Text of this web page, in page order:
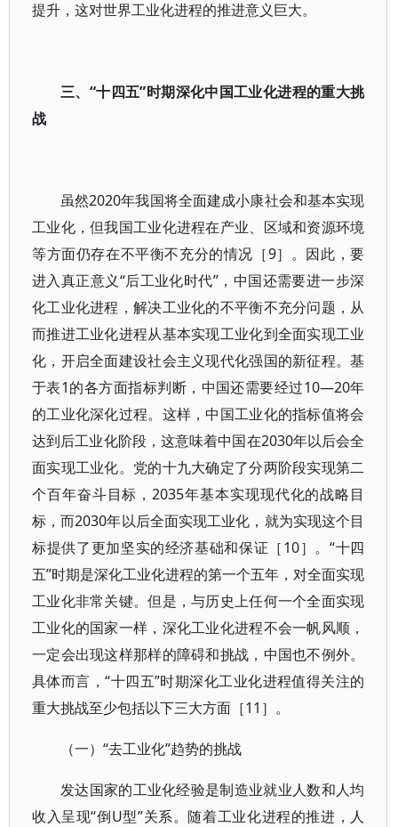
提升，这对世界工业化进程的推进意义巨大。
三、“十四五”时期深化中国工业化进程的重大挑
战
虽然2020年我国将全面建成小康社会和基本实现
工业化，但我国工业化进程在产业、区域和资源环境
等方面仍存在不平衡不充分的情况［9］。因此，要
进入真正意义“后工业化时代”，中国还需要进一步深
化工业化进程，解决工业化的不平衡不充分问题，从
而推进工业化进程从基本实现工业化到全面实现工业
化，开启全面建设社会主义现代化强国的新征程。基
于表1的各方面指标判断，中国还需要经过10—20年
的工业化深化过程。这样，中国工业化的指标值将会
达到后工业化阶段，这意味着中国在2030年以后会全
面实现工业化。党的十九大确定了分两阶段实现第二
个百年奋斗目标，2035年基本实现现代化的战略目
标，而2030年以后全面实现工业化，就为实现这个目
标提供了更加坚实的经济基础和保证［10］。“十四
五”时期是深化工业化进程的第一个五年，对全面实现
工业化非常关键。但是，与历史上任何一个全面实现
工业化的国家一样，深化工业化进程不会一帆风顺，
一定会出现这样那样的障碍和挑战，中国也不例外。
具体而言，“十四五”时期深化工业化进程值得关注的
重大挑战至少包括以下三大方面［11］。
（一）“去工业化”趋势的挑战
发达国家的工业化经验是制造业就业人数和人均
收入呈现“倒U型”关系。随着工业化进程的推进，人